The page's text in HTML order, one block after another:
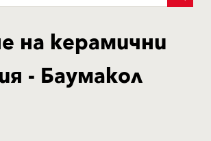
на керамични
- Баумакол